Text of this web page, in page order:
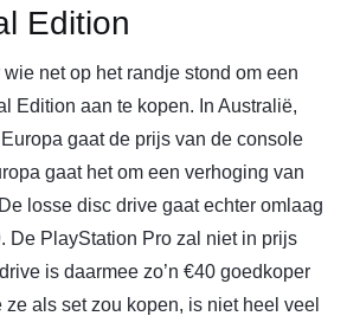
Edition
net op het randje stond om een
Edition aan te kopen. In Australië,
gaat de prijs van de console
gaat het om een verhoging van
losse disc drive gaat echter omlaag
De PlayStation Pro zal niet in prijs
is daarmee zo’n €40 goedkoper
als set zou kopen, is niet heel veel